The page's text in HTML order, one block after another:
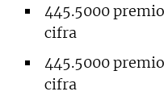
445.5000
cifra
445.5000
cifra